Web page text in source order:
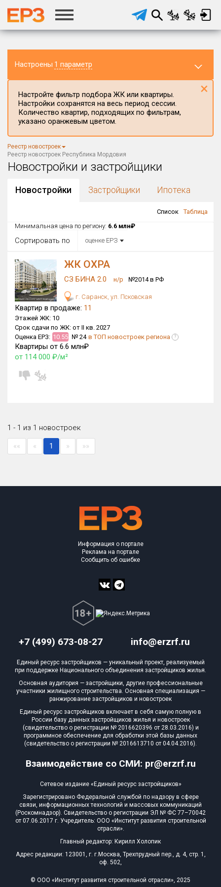
Настроены 1 параметр
Регион ЖК
×
Республика Мордовия
Район в регионе
Все
Все
Район в городе
Цена
от
Общая площадь, м²
от
Срок сдачи
от II кв. 2027
×ДАП
Оценка ЕРЗ ЖК
Рейтинг ЕРЗ
Многоквартирных домов
Квартир, апартаментов,
Настройте фильтр подбора ЖК или квартиры.
Настройки сохранятся на весь период сессии.
Количество квартир, подходящих по фильтрам,
указано оранжевым цветом.
×
Реестр новостроек
Реестр новостроек Республика Мордовия
Новостройки и застройщики
Новостройки Застройщики Ипотека
Список
Таблица
Минимальная цена по региону: 6.6 млн₽
Сортировать по оценке ЕРЗ
ЖК ОХРА
СЗ БИНА 2.0 н/р №2014 в РФ
г. Саранск, ул. Псковская
Квартир в продаже: 11
Этажей ЖК: 10
Срок сдачи по ЖК: от II кв. 2027
Оценка ЕРЗ: 10.55 № 24 в ТОП новостроек региона ?
Квартиры от 6.6 млн₽
от 114 000 ₽/м²
1 - 1 из 1 новостроек
«« « 1 » »»
+7 (499) 673-08-27 info@erzrf.ru
Взаимодействие со СМИ: pr@erzrf.ru
Информация о портале
Реклама на портале
Сообщить об ошибке
Единый ресурс застройщиков — уникальный проект, реализуемый
при поддержке Национального объединения застройщиков жилья.
Основная аудитория — застройщики, другие профессиональные
участники жилищного строительства. Основная специализация —
ранжирование застройщиков и новостроек
Единый ресурс застройщиков включает в себя самую полную в
России базу данных застройщиков жилья и новостроек
(свидетельство о регистрации № 2016620396 от 28.03.2016) и
программное обеспечение для обработки этой базы данных
(свидетельство о регистрации № 2016613710 от 04.04.2016).
Сетевое издание «Единый ресурс застройщиков»
Зарегистрировано Федеральной службой по надзору в сфере
связи, информационных технологий и массовых коммуникаций
(Роскомнадзор). Свидетельство о регистрации ЭЛ № ФС 77–70042
от 07.06.2017 г. Учредитель: ООО «Институт развития строительной
отрасли».
Главный редактор: Кирилл Холопик
Адрес редакции: 123001, г. г.Москва, Трехпрудный пер., д. 4, стр. 1,
оф. 502,
© ООО «Институт развития строительной отрасли», 2025